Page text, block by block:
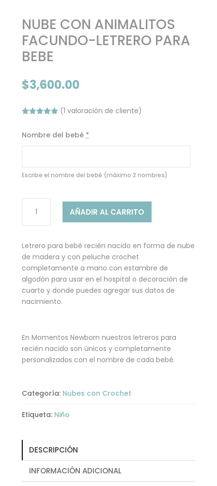
NUBE CON ANIMALITOS
FACUNDO-LETRERO PARA
BEBE
$3,600.00
5 en base
de un
(1 valoración de cliente)
Nombre del bebé *
Escribe el nombre del bebé (máximo 2 nombres)
CON
ANIMALITOS
LETRERO
PARA
BEBE
cantidad
AÑADIR AL CARRITO
Letrero para bebé recién nacido en forma de nube
de madera y con peluche crochet
completamente a mano con estambre de
algodón para usar en el hospital o decoración de
cuarto y donde puedes agregar sus datos de
nacimiento.
En Momentos Newborn nuestros letreros para
recién nacido son únicos y completamente
personalizados con el nombre de cada bebé.
Categoría: Nubes con Crochet
Etiqueta: Niño
DESCRIPCIÓN
INFORMACIÓN ADICIONAL